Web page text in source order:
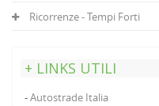
Ricorrenze - Tempi Forti
LINKS UTILI
Autostrade Italia